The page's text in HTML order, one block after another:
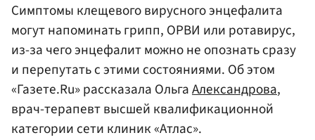
Симптомы клещевого вирусного энцефалита
могут напоминать грипп, ОРВИ или ротавирус,
из-за чего энцефалит можно не опознать сразу
и перепутать с этими состояниями. Об этом
«Газете.Ru» рассказала ОльгаАлександрова,
врач-терапевт высшей квалификационной
категории сети клиник «Атлас».